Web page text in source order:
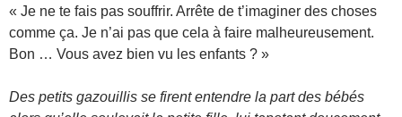
« Je ne te fais pas souffrir. Arrête de t’imaginer des choses
comme ça. Je n’ai pas que cela à faire malheureusement.
Bon … Vous avez bien vu les enfants ? »
Des petits gazouillis se firent entendre la part des bébés